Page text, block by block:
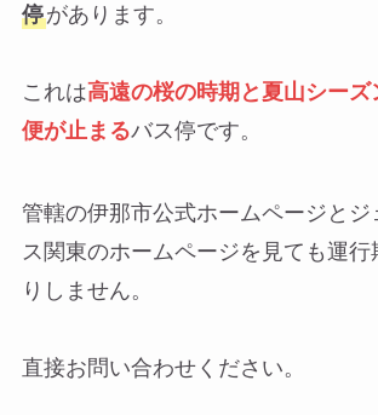
停があります。
これは高遠の桜の時期と夏山シーズ
便が止まるバス停です。
管轄の伊那市公式ホームページとジ
ス関東のホームページを見ても運行
りしません。
直接お問い合わせください。